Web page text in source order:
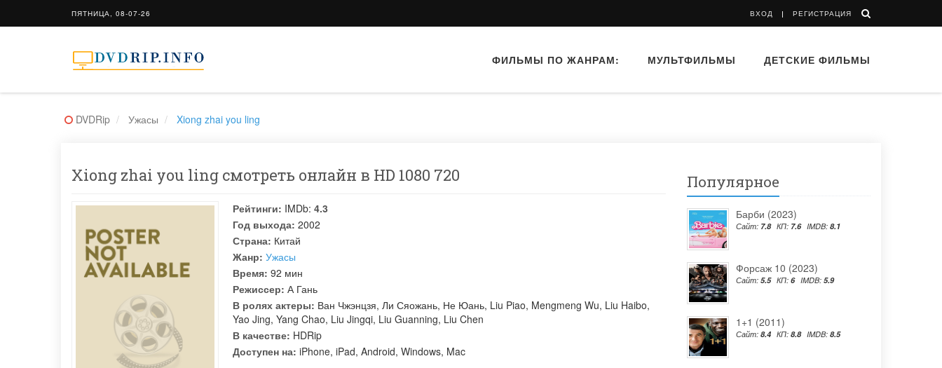
ПЯТНИЦА, 08-07-26 ВХОД РЕГИСТРАЦИЯ
ФИЛЬМЫ ПО ЖАНРАМ: МУЛЬТФИЛЬМЫ ДЕТСКИЕ ФИЛЬМЫ
DVDRip Ужасы Xiong zhai you ling
Xiong zhai you ling смотреть онлайн в HD 1080 720
Рейтинги: IMDb: 4.3
Год выхода: 2002
Страна: Китай
Жанр: Ужасы
Время: 92 мин
Режиссер: А Гань
В ролях актеры: Ван Чжэнцзя, Ли Сяожань, Не Юань, Liu Piao, Mengmeng Wu, Liu Haibo,
Yao Jing, Yang Chao, Liu Jingqi, Liu Guanning, Liu Chen
В качестве: HDRip
Доступен на: iPhone, iPad, Android, Windows, Mac
Популярное
Барби (2023)
Сайт: 7.8 КП: 7.6 IMDB: 8.1
Форсаж 10 (2023)
Сайт: 5.5 КП: 6 IMDB: 5.9
1+1 (2011)
Сайт: 8.4 КП: 8.8 IMDB: 8.5